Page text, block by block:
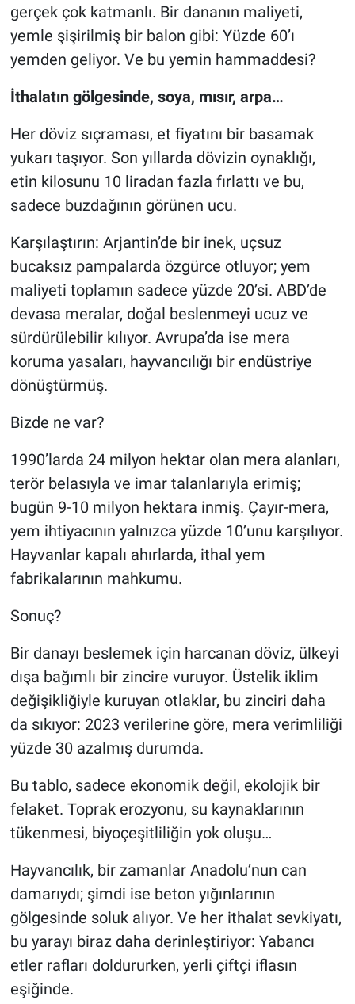
gerçek çok katmanlı. Bir dananın maliyeti,
yemle şişirilmiş bir balon gibi: Yüzde 60’ı
yemden geliyor. Ve bu yemin hammaddesi?
İthalatın gölgesinde, soya, mısır, arpa…
Her döviz sıçraması, et fiyatını bir basamak
yukarı taşıyor. Son yıllarda dövizin oynaklığı,
etin kilosunu 10 liradan fazla fırlattı ve bu,
sadece buzdağının görünen ucu.
Karşılaştırın: Arjantin’de bir inek, uçsuz
bucaksız pampalarda özgürce otluyor; yem
maliyeti toplamın sadece yüzde 20’si. ABD’de
devasa meralar, doğal beslenmeyi ucuz ve
sürdürülebilir kılıyor. Avrupa’da ise mera
koruma yasaları, hayvancılığı bir endüstriye
dönüştürmüş.
Bizde ne var?
1990’larda 24 milyon hektar olan mera alanları,
terör belasıyla ve imar talanlarıyla erimiş;
bugün 9-10 milyon hektara inmiş. Çayır-mera,
yem ihtiyacının yalnızca yüzde 10’unu karşılıyor.
Hayvanlar kapalı ahırlarda, ithal yem
fabrikalarının mahkumu.
Sonuç?
Bir danayı beslemek için harcanan döviz, ülkeyi
dışa bağımlı bir zincire vuruyor. Üstelik iklim
değişikliğiyle kuruyan otlaklar, bu zinciri daha
da sıkıyor: 2023 verilerine göre, mera verimliliği
yüzde 30 azalmış durumda.
Bu tablo, sadece ekonomik değil, ekolojik bir
felaket. Toprak erozyonu, su kaynaklarının
tükenmesi, biyoçeşitliliğin yok oluşu…
Hayvancılık, bir zamanlar Anadolu’nun can
damarıydı; şimdi ise beton yığınlarının
gölgesinde soluk alıyor. Ve her ithalat sevkiyatı,
bu yarayı biraz daha derinleştiriyor: Yabancı
etler rafları doldururken, yerli çiftçi iflasın
eşiğinde.